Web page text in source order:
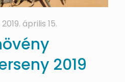
2019. április 15.
2019